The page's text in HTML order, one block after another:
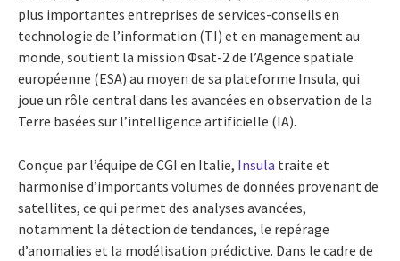
plus importantes entreprises de services-conseils en
technologie de l’information (TI) et en management au
monde, soutient la mission Φsat-2 de l’Agence spatiale
européenne (ESA) au moyen de sa plateforme Insula, qui
joue un rôle central dans les avancées en observation de la
Terre basées sur l’intelligence artificielle (IA).
Conçue par l’équipe de CGI en Italie, Insula traite et
harmonise d’importants volumes de données provenant de
satellites, ce qui permet des analyses avancées,
notamment la détection de tendances, le repérage
d’anomalies et la modélisation prédictive. Dans le cadre de